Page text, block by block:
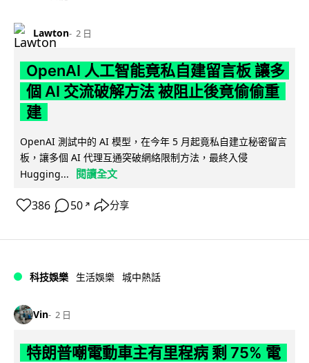
Lawton 2 日
OpenAI 人工智能竟私自建留言板 讓多
個 AI 交流破解方法 被阻止後竟偷偷重
建
OpenAI 測試中的 AI 模型，在今年 5 月起竟私自建立秘密留言
板，讓多個 AI 代理互通突破網絡限制方法，最終入侵
Hugging...
閱讀全文
386 50 ↗ 分享
科技娛樂 生活娛樂 城中熱話
Vin 2 日
特朗普嘲電動車主有里程病 剩 75% 電